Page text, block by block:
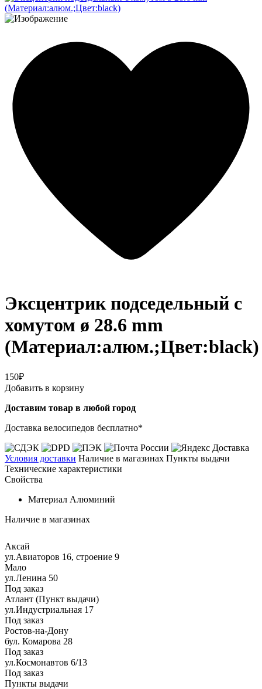
Эксцентрик подседельный с
хомутом ø 28.6 mm
(Материал:алюм.;Цвет:black)
150₽
Добавить в корзину
Доставим товар в любой город
Доставка велосипедов бесплатно*
Условия доставки Наличие в магазинах Пункты выдачи
Технические характеристики
Свойства
Материал Алюминий
Наличие в магазинах
Аксай
ул.Авиаторов 16, строение 9
Мало
ул.Ленина 50
Под заказ
Атлант (Пункт выдачи)
ул.Индустриальная 17
Под заказ
Ростов-на-Дону
бул. Комарова 28
Под заказ
ул.Космонавтов 6/13
Под заказ
Пункты выдачи